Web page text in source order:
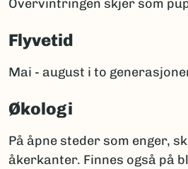
Overvintringen skjer som
Flyvetid
Mai - august i to
Økologi
På åpne steder som enger,
åkerkanter. Finnes også på